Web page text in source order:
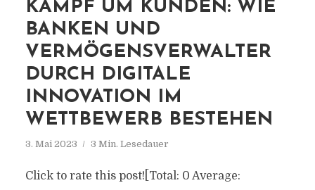
KAMPF UM KUNDEN: WIE
BANKEN UND
VERMÖGENSVERWALTER
DURCH DIGITALE
INNOVATION IM
WETTBEWERB BESTEHEN
3. Mai 2023 3 Min. Lesedauer
Click to rate this post![Total: 0 Average: